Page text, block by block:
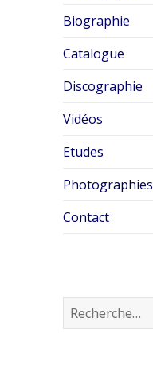
Biographie
Catalogue
Discographie
Vidéos
Etudes
Photographies
Contact
R
e